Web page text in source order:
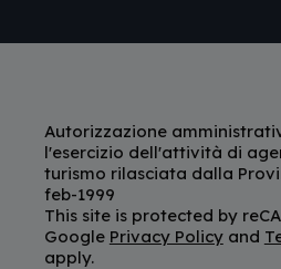
Autorizzazione
l'esercizio dell'attività di
turismo rilasciata dalla
feb-1999
This site is protected by
Google Privacy Policyand
apply.